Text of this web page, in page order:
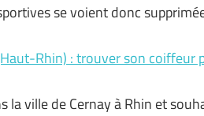
se voient donc
Rhin) : trouver son
la ville de Cernay à Rhin et